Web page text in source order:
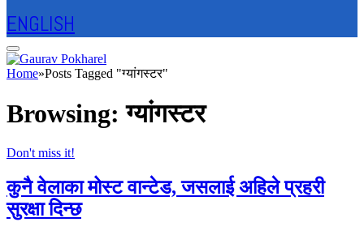
ENGLISH
Home»Posts Tagged "ग्यांगस्टर"
Browsing:ग्यांगस्टर
Don't miss it!
कुनै वेलाका मोस्ट वान्टेड, जसलाई अहिले प्रहरी
सुरक्षा दिन्छ